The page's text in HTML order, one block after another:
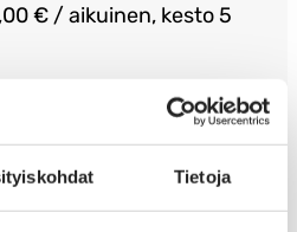
Tietoja
€ / aikuinen, kesto 5
lomatoivetta